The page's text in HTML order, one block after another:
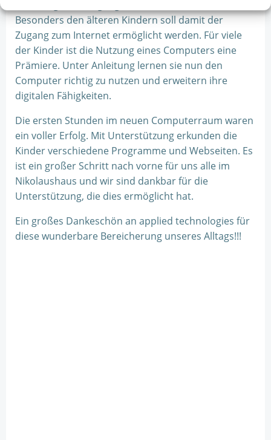
Besonders den älteren Kindern soll damit der
Zugang zum Internet ermöglicht werden. Für viele
der Kinder ist die Nutzung eines Computers eine
Prämiere. Unter Anleitung lernen sie nun den
Computer richtig zu nutzen und erweitern ihre
digitalen Fähigkeiten.
Die ersten Stunden im neuen Computerraum waren
ein voller Erfolg. Mit Unterstützung erkunden die
Kinder verschiedene Programme und Webseiten. Es
ist ein großer Schritt nach vorne für uns alle im
Nikolaushaus und wir sind dankbar für die
Unterstützung, die dies ermöglicht hat.
Ein großes Dankeschön an applied technologies für
diese wunderbare Bereicherung unseres Alltags!!!